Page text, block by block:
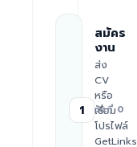
1
สมัคร
งาน
ส่ง
CV
หรือ
เชื่อม
โปรไฟล์
GetLinks
วันที่ 0